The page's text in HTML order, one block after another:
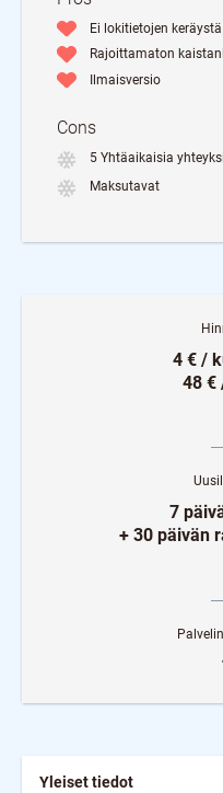
Ei lokitietojen keräystä
Rajoittamaton
Ilmaisversio
Cons
5 Yhtäaikaisia
Maksutavat
4 € /
48 €
7
+ 30 päivän
Yleiset tiedot